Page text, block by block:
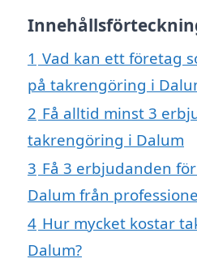
1 Vad kan ett företag
på takrengöring i
2 Få alltid minst 3
takrengöring i Dalum
3 Få 3 erbjudanden
Dalum från
4 Hur mycket kostar
Dalum?